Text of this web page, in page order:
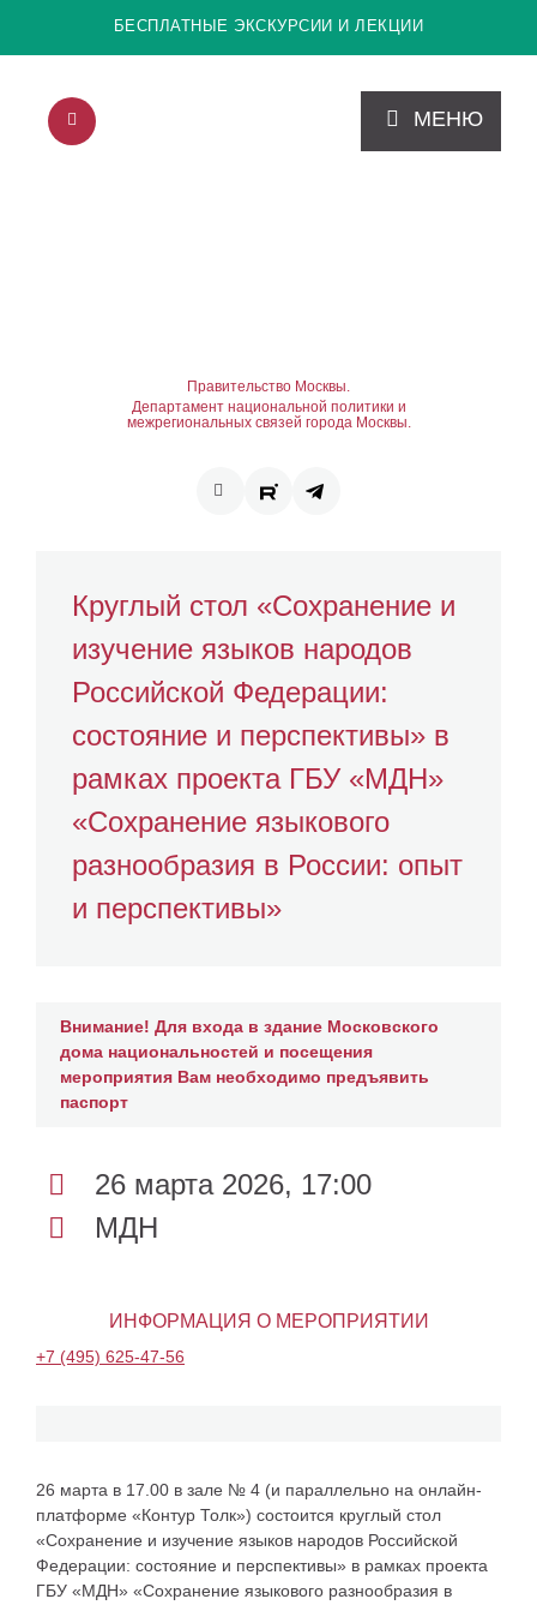
БЕСПЛАТНЫЕ ЭКСКУРСИИ И ЛЕКЦИИ
МЕНЮ
Правительство Москвы.
Департамент национальной политики и
межрегиональных связей города Москвы.
Круглый стол «Сохранение и
изучение языков народов
Российской Федерации:
состояние и перспективы» в
рамках проекта ГБУ «МДН»
«Сохранение языкового
разнообразия в России: опыт
и перспективы»
Внимание! Для входа в здание Московского
дома национальностей и посещения
мероприятия Вам необходимо предъявить
паспорт
26 марта 2026, 17:00
МДН
ИНФОРМАЦИЯ О МЕРОПРИЯТИИ
+7 (495) 625-47-56
26 марта в 17.00 в зале № 4 (и параллельно на онлайн-
платформе «Контур Толк») состоится круглый стол
«Сохранение и изучение языков народов Российской
Федерации: состояние и перспективы» в рамках проекта
ГБУ «МДН» «Сохранение языкового разнообразия в